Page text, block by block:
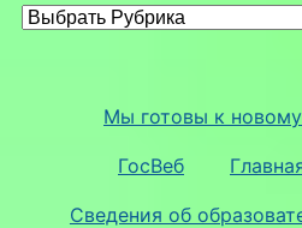
Мы готовы к
ГосВеб
Сведения об